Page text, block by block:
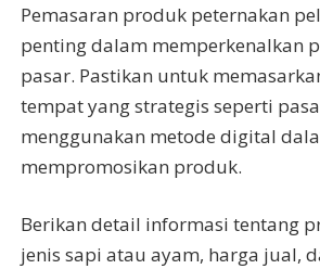
Pemasaran produk peternakan
penting dalam memperkenalkan
pasar. Pastikan untuk
tempat yang strategis seperti
menggunakan metode digital
mempromosikan produk.
Berikan detail informasi tentang
jenis sapi atau ayam, harga jual,